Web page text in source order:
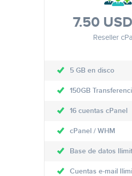
7.50 USD
Reseller
5 GB en disco
150GB
16 cuentas cPanel
cPanel / WHM
Base de datos
Cuentas e-mail